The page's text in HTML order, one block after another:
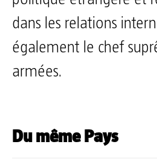
dans les relations
également le chef
armées.
Du même Pays